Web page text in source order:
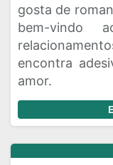
gosta de
bem-vindo
encontra
amor.